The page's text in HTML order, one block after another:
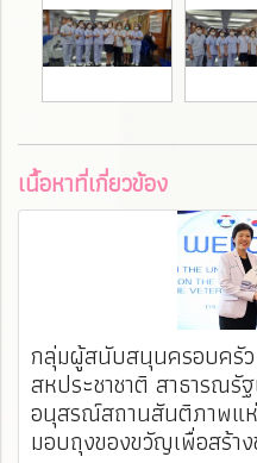
เนื้อหาที่เกี่ยวข้อง
กลุ่มผู้สนับสนุนครอบครั
สหประชาชาติ สาธารณรั
อนุสรณ์สถานสันติภาพแห่
มอบถุงของขวัญเพื่อสร้า